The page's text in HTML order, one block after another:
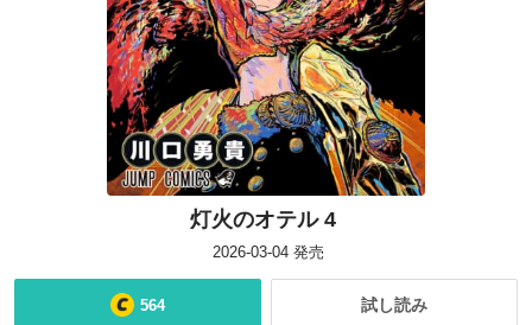
灯火のオテル 4
2026-03-04 発売
564 試し読み